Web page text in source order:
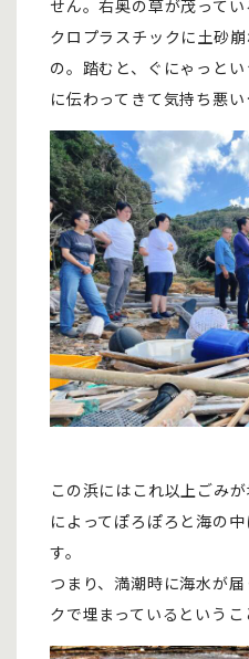
せん。右奥の草が茂って
クロプラスチックに土砂
の。踏むと、ぐにゃっと
に伝わってきて気持ち悪い
この浜にはこれ以上ごみ
によってぽろぽろと海の
す。
つまり、満潮時に海水が
クで埋まっているというこ